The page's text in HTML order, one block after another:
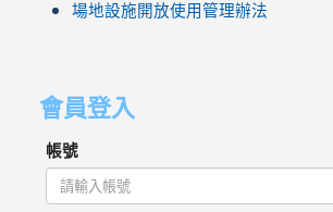
場地設施開放使用管理辦法
會員登入
帳號